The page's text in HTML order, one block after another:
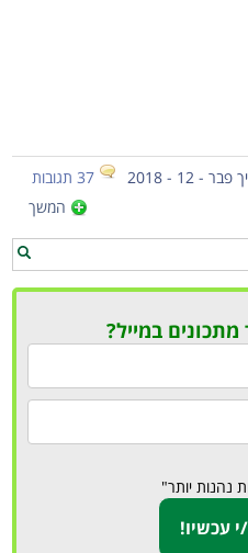
- 12 - 2018
37 תגובות
המשך
במייל?
נהנות יותר"